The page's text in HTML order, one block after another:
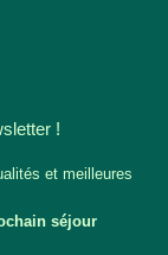
!
et meilleures
séjour